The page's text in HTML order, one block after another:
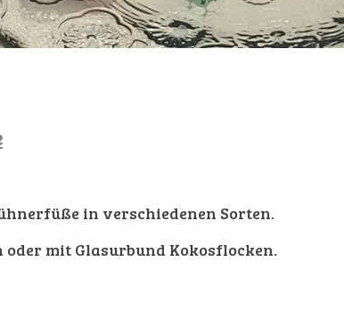
in verschiedenen Sorten.
oder mit Glasurbund Kokosflocken.